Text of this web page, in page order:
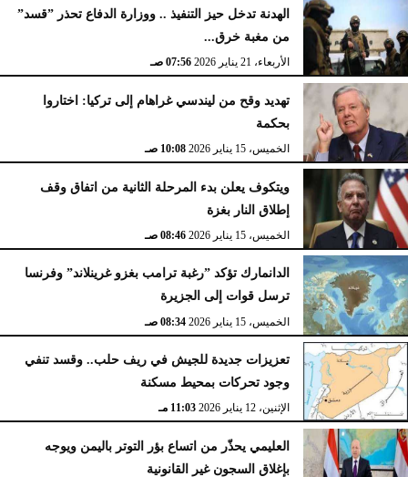
الهدنة تدخل حيز التنفيذ .. ووزارة الدفاع تحذر ”قسد”
من مغبة خرق...
الأربعاء، 21 يناير 2026 07:56 صـ
تهديد وقح من ليندسي غراهام إلى تركيا: اختاروا
بحكمة
الخميس، 15 يناير 2026 10:08 صـ
ويتكوف يعلن بدء المرحلة الثانية من اتفاق وقف
إطلاق النار بغزة
الخميس، 15 يناير 2026 08:46 صـ
الدانمارك تؤكد ”رغبة ترامب بغزو غرينلاند” وفرنسا
ترسل قوات إلى الجزيرة
الخميس، 15 يناير 2026 08:34 صـ
تعزيزات جديدة للجيش في ريف حلب.. وقسد تنفي
وجود تحركات بمحيط مسكنة
الإثنين، 12 يناير 2026 11:03 مـ
العليمي يحذّر من اتساع بؤر التوتر باليمن ويوجه
بإغلاق السجون غير القانونية